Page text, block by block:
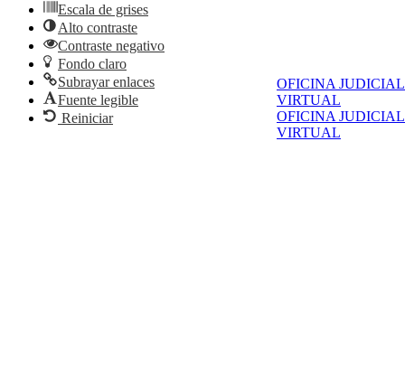
OFICINA JUDICIAL
VIRTUAL
OFICINA JUDICIAL
VIRTUAL
Escala de grises
Alto contraste
Contraste negativo
Fondo claro
Subrayar enlaces
Fuente legible
Reiniciar